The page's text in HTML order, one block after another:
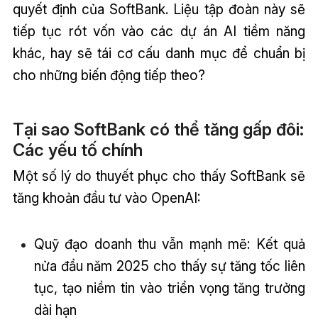
quyết định của SoftBank. Liệu tập đoàn này sẽ
tiếp tục rót vốn vào các dự án AI tiềm năng
khác, hay sẽ tái cơ cấu danh mục để chuẩn bị
cho những biến động tiếp theo?
Tại sao SoftBank có thể tăng gấp đôi:
Các yếu tố chính
Một số lý do thuyết phục cho thấy SoftBank sẽ
tăng khoản đầu tư vào OpenAI:
Quỹ đạo doanh thu vẫn mạnh mẽ: Kết quả
nửa đầu năm 2025 cho thấy sự tăng tốc liên
tục, tạo niềm tin vào triển vọng tăng trưởng
dài hạn